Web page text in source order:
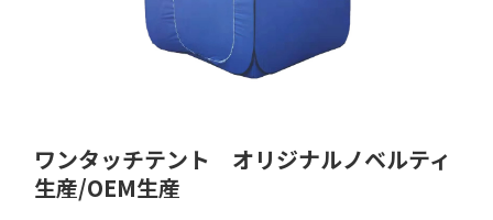
ワンタッチテント オリジナルノベルティ
生産/OEM生産